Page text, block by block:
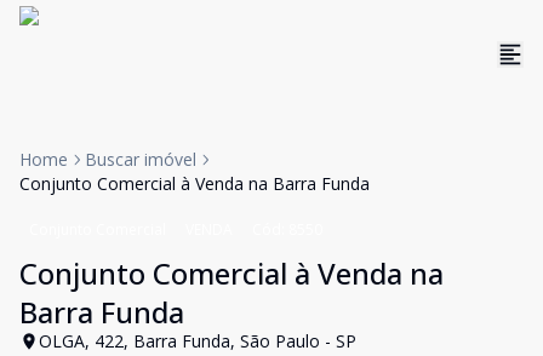
Home
Buscar imóvel
Conjunto Comercial à Venda na Barra Funda
Conjunto Comercial à Venda na
Barra Funda
OLGA, 422, Barra Funda, São Paulo - SP